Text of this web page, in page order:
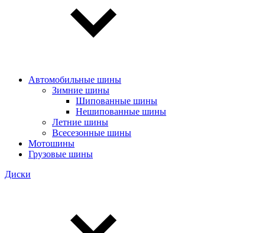
Автомобильные шины
Зимние шины
Шипованные шины
Нешипованные шины
Летние шины
Всесезонные шины
Мотошины
Грузовые шины
Диски